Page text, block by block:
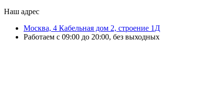
Наш адрес
Москва, 4 Кабельная дом 2, строение 1Д
Работаем с 09:00 до 20:00, без выходных